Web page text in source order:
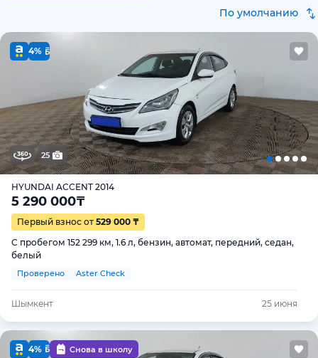
По умолчанию
4%
25
HYUNDAI ACCENT 2014
5 290 000₸
Первый взнос от 529 000 ₸
С пробегом 152 299 км, 1.6 л, бензин, автомат, передний, седан,
белый
Проверено Aster Check
Шымкент 25 июня
4% Снова в школу